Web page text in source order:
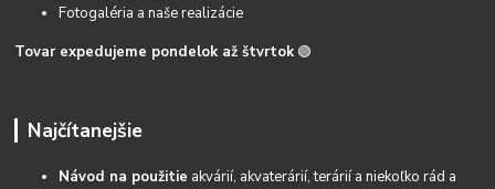
Fotogaléria a naše realizácie
Tovar expedujeme pondelok až štvrtok 🟢
Najčítanejšie
Návod na použitie akvárií, akvaterárií, terárií a niekoľko rád a